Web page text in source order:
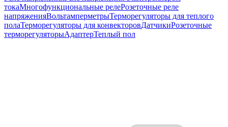
токаМногофункциональные релеРозеточные реле
напряженияВольтамперметрыТерморегуляторы для теплого
полаТерморегуляторы для конвекторовДатчикиРозеточные
терморегуляторыАдаптерТеплый пол